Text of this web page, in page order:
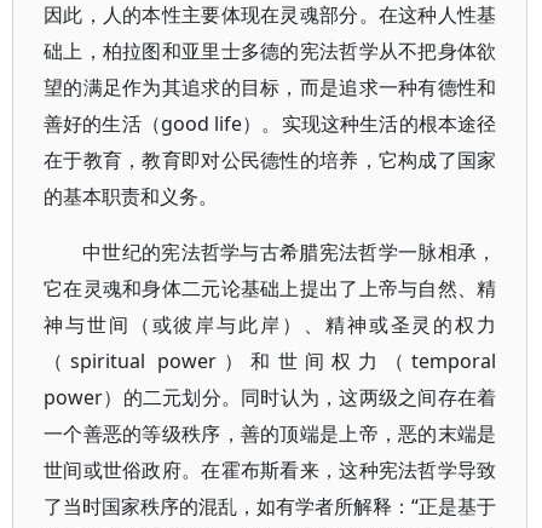
因此，人的本性主要体现在灵魂部分。在这种人性基
础上，柏拉图和亚里士多德的宪法哲学从不把身体欲
望的满足作为其追求的目标，而是追求一种有德性和
善好的生活（good life）。实现这种生活的根本途径
在于教育，教育即对公民德性的培养，它构成了国家
的基本职责和义务。
中世纪的宪法哲学与古希腊宪法哲学一脉相承，
它在灵魂和身体二元论基础上提出了上帝与自然、精
神与世间（或彼岸与此岸）、精神或圣灵的权力
（spiritual power）和世间权力（temporal
power）的二元划分。同时认为，这两级之间存在着
一个善恶的等级秩序，善的顶端是上帝，恶的末端是
世间或世俗政府。在霍布斯看来，这种宪法哲学导致
了当时国家秩序的混乱，如有学者所解释：“正是基于